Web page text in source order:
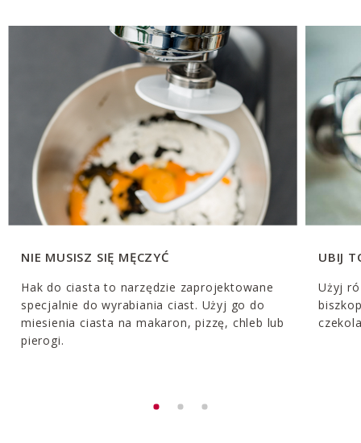
NIE MUSISZ SIĘ MĘCZYĆ
Hak do ciasta to narzędzie zaprojektowane
specjalnie do wyrabiania ciast. Użyj go do
miesienia ciasta na makaron, pizzę, chleb lub
pierogi.
UBIJ
Użyj